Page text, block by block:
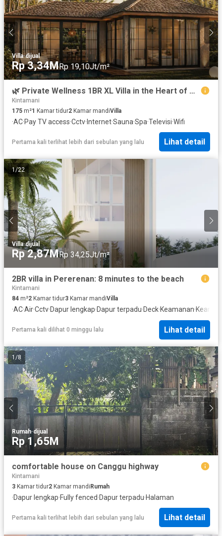
Villa·dijual
Rp 3,34MRp 19,10Jt/m²
🌿 Private Wellness 1BR XL Villa in the Heart of Ubud with Jungle Views
Kintamani
175 m²1 Kamar tidur2 Kamar mandiVilla
·AC·Pay TV access·Cctv· Internet·Sauna·Spa·Televisi·Wifi
Pertama kali terlihat lebih dari sebulan yang lalu Lihat detail
1/22
Villa·dijual
Rp 2,87MRp 34,25Jt/m²
2BR villa in Pererenan: 8 minutes to the beach
Kintamani
84 m²2 Kamar tidur3 Kamar mandiVilla
·AC·Air·Cctv·Dapur lengkap·Dapur terpadu·Deck·Keamanan·
Pertama kali dilihat 0 minggu lalu Lihat detail
1 /8
Rumah·dijual
Rp 1,65M
comfortable house on Canggu highway
Kintamani
3 Kamar tidur2 Kamar mandi Rumah
·Dapur lengkap·Fully fenced·Dapur terpadu·Halaman
Pertama kali terlihat lebih dari sebulan yang lalu Lihat detail